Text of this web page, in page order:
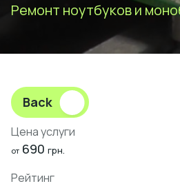
Ремонт ноутбуков и
Back
Цена услуги
от 690 грн.
Рейтинг